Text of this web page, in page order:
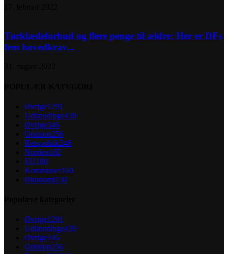
Tørklædeforbud og flere penge til ældre: Her er DFs
fem hovedkrav...
Øvrige1291
Udlændinge439
Øvrige346
Opinion256
Retspolitik246
Norden182
EU180
Kommuner160
Økonomi130
Øvrige1291
Udlændinge439
Øvrige346
Opinion256